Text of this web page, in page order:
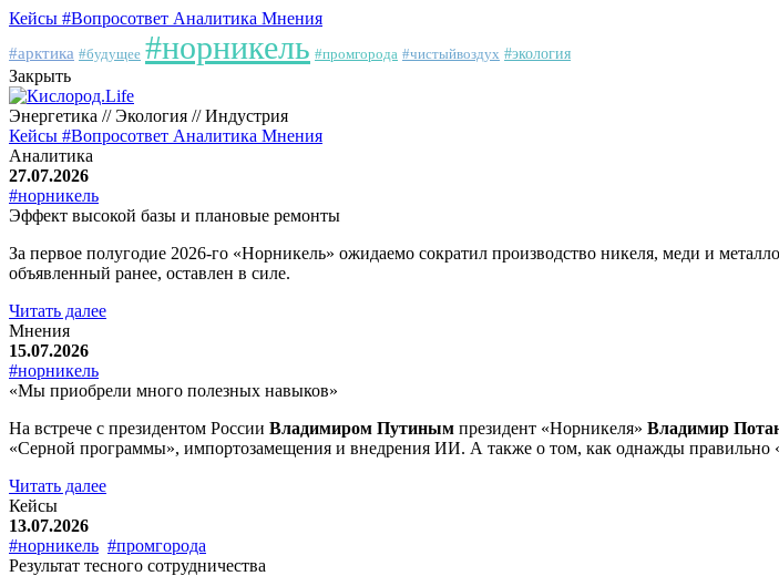
Кейсы #Вопросответ Аналитика Мнения
#арктика #будущее #норникель #промгорода #чистыйвоздух #экология
Закрыть
Энергетика // Экология // Индустрия
Кейсы #Вопросответ Аналитика Мнения
Аналитика
27.07.2026
#норникель
Эффект высокой базы и плановые ремонты
За первое полугодие 2026-го «Норникель» ожидаемо сократил производство никеля, меди и
объявленный ранее, оставлен в силе.
Читать далее
Мнения
15.07.2026
#норникель
«Мы приобрели много полезных навыков»
На встрече с президентом России Владимиром Путиным президент «Норникеля» Владимир
«Серной программы», импортозамещения и внедрения ИИ. А также о том, как однажды правильно
Читать далее
Кейсы
13.07.2026
#норникель #промгорода
Результат тесного сотрудничества